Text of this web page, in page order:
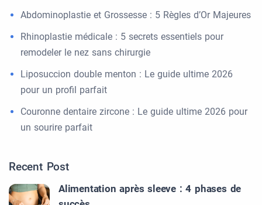
Abdominoplastie et Grossesse : 5 Règles d’Or Majeures
Rhinoplastie médicale : 5 secrets essentiels pour
remodeler le nez sans chirurgie
Liposuccion double menton : Le guide ultime 2026
pour un profil parfait
Couronne dentaire zircone : Le guide ultime 2026 pour
un sourire parfait
Recent Post
Alimentation après sleeve : 4 phases de